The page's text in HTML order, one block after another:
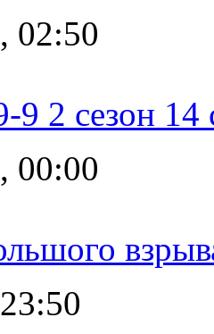
02:50
9 2 сезон 14
00:00